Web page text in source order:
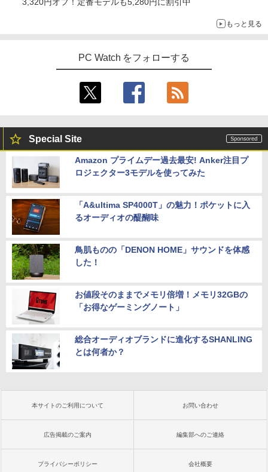
3,320円オフ！定番モデルも5,280円に割引中
もっと見る
PC Watch をフォローする
Special Site
Amazon プライムデー過去最安! Anker注目プ
ロジェクター3モデルを使ってみた
「A&ultima SP4000T」の魅力！ポケットに入
るオーディオの醍醐味
鳥肌ものの「DENON HOME」サウンドを体感
した！
お値段そのままでメモリ倍増！メモリ32GBの
「お得なゲーミングノート」
総合オーディオブランドに進化するSHANLING
とは何者か？
本サイトのご利用について お問い合わせ
広告掲載のご案内 編集部へのご連絡
プライバシーポリシー 会社概要